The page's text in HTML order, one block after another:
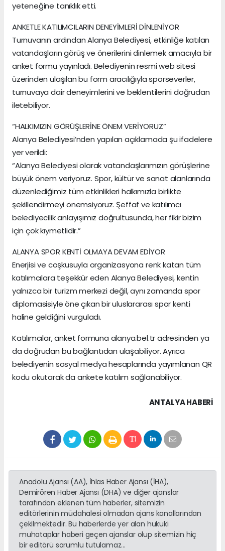
yeteneğine tanıklık etti.
ANKETLE KATILIMCILARIN DENEYİMLERİ DİNLENİYOR
Turnuvanın ardından Alanya Belediyesi, etkinliğe katılan
vatandaşların görüş ve önerilerini dinlemek amacıyla bir
anket formu yayınladı. Belediyenin resmi web sitesi
üzerinden ulaşılan bu form aracılığıyla sporseverler,
turnuvaya dair deneyimlerini ve beklentilerini doğrudan
iletebiliyor.
“HALKIMIZIN GÖRÜŞLERİNE ÖNEM VERİYORUZ”
Alanya Belediyesi’nden yapılan açıklamada şu ifadelere
yer verildi:
“Alanya Belediyesi olarak vatandaşlarımızın görüşlerine
büyük önem veriyoruz. Spor, kültür ve sanat alanlarında
düzenlediğimiz tüm etkinlikleri halkımızla birlikte
şekillendirmeyi önemsiyoruz. Şeffaf ve katılımcı
belediyecilik anlayışımız doğrultusunda, her fikir bizim
için çok kıymetlidir.”
ALANYA SPOR KENTİ OLMAYA DEVAM EDİYOR
Enerjisi ve coşkusuyla organizasyona renk katan tüm
katılımcılara teşekkür eden Alanya Belediyesi, kentin
yalnızca bir turizm merkezi değil, aynı zamanda spor
diplomasisiyle öne çıkan bir uluslararası spor kenti
haline geldiğini vurguladı.
Katılımcılar, anket formuna alanya.bel.tr adresinden ya
da doğrudan bu bağlantıdan ulaşabiliyor. Ayrıca
belediyenin sosyal medya hesaplarında yayımlanan QR
kodu okutarak da ankete katılım sağlanabiliyor.
ANTALYA HABERİ
Anadolu Ajansı (AA), İhlas Haber Ajansı (İHA),
Demirören Haber Ajansı (DHA) ve diğer ajanslar
tarafından eklenen tüm haberler, sitemizin
editörlerinin müdahalesi olmadan ajans kanallarından
çekilmektedir. Bu haberlerde yer alan hukuki
muhataplar haberi geçen ajanslar olup sitemizin hiç
bir editörü sorumlu tutulamaz...